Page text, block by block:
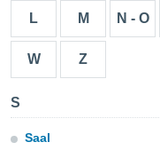
calidad.
las
y
L M N - O
W Z
S
Saal